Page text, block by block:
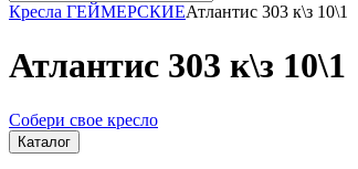
Кресла ГЕЙМЕРСКИЕАтлантис 303 к\з 10\1
Атлантис 303 к\з 10\1
Собери свое кресло
Каталог